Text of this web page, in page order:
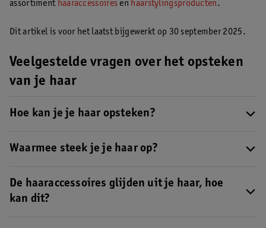
assortiment haaraccessoires en haarstylingsproducten.
Dit artikel is voor het laatst bijgewerkt op 30 september 2025.
Veelgestelde vragen over het opsteken
van je haar
Hoe kan je je haar opsteken?
kunnen helpen! Ontdek onze stappenplannen voor
en
Waarmee steek je je haar op?
haarklemmen. Ookhaarspraykan handig zijn om je haar iets
stugger te maken en je look te fixeren.
De haaraccessoires glijden uit je haar, hoe
kan dit?